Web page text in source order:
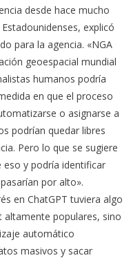
desde hace mucho
explicó
para la agencia. «NGA
geoespacial mundial
humanos podría
en que el proceso
o asignarse a
podrían quedar libres
Pero lo que se sugiere
eso y podría identificar
por alto».
en ChatGPT tuviera algo
altamente populares, sino
automático
masivos y sacar